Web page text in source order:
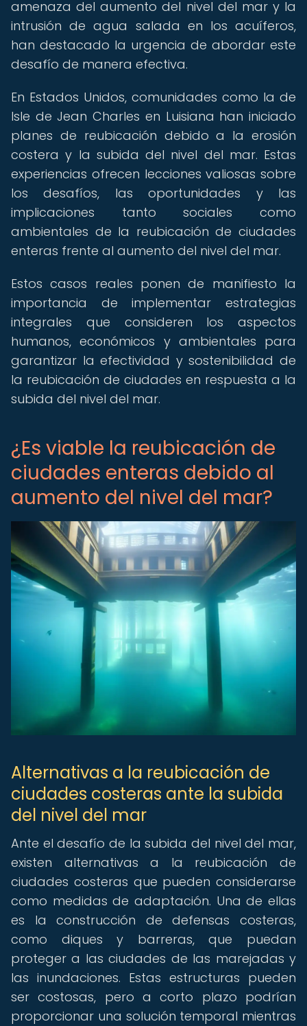
amenaza del aumento del nivel del mar y la
intrusión de agua salada en los acuíferos,
han destacado la urgencia de abordar este
desafío de manera efectiva.
En Estados Unidos, comunidades como la de
Isle de Jean Charles en Luisiana han iniciado
planes de reubicación debido a la erosión
costera y la subida del nivel del mar. Estas
experiencias ofrecen lecciones valiosas sobre
los desafíos, las oportunidades y las
implicaciones tanto sociales como
ambientales de la reubicación de ciudades
enteras frente al aumento del nivel del mar.
Estos casos reales ponen de manifiesto la
importancia de implementar estrategias
integrales que consideren los aspectos
humanos, económicos y ambientales para
garantizar la efectividad y sostenibilidad de
la reubicación de ciudades en respuesta a la
subida del nivel del mar.
¿Es viable la reubicación de
ciudades enteras debido al
aumento del nivel del mar?
Alternativas a la reubicación de
ciudades costeras ante la subida
del nivel del mar
Ante el desafío de la subida del nivel del mar,
existen alternativas a la reubicación de
ciudades costeras que pueden considerarse
como medidas de adaptación. Una de ellas
es la construcción de defensas costeras,
como diques y barreras, que puedan
proteger a las ciudades de las marejadas y
las inundaciones. Estas estructuras pueden
ser costosas, pero a corto plazo podrían
proporcionar una solución temporal mientras